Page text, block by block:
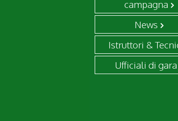
campagna
News
Istruttori &
Ufficiali di gara